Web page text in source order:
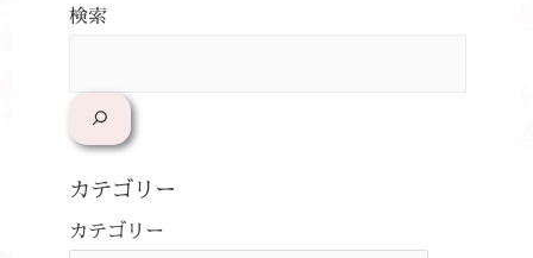
検索
カテゴリー
カテゴリー